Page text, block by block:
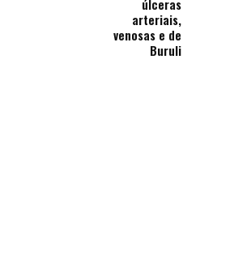
úlceras
arteriais,
venosas e de
Buruli